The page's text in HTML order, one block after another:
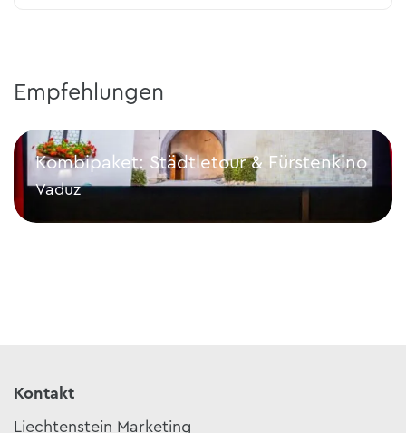
Empfehlungen
Kombipaket: Städtletour & Fürstenkino
Vaduz
Kontakt
Liechtenstein Marketing